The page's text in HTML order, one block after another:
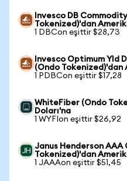
Invesco DB
Tokenized)'dan
1 DBCon eşittir $28,73
Invesco Optimum Yld
(Ondo Tokenized)'dan
1 PDBCon eşittir $17,28
WhiteFiber (Ondo
Doları'na
1 WYFIon eşittir $26,92
Janus Henderson AAA
Tokenized)'dan
1 JAAAon eşittir $51,45